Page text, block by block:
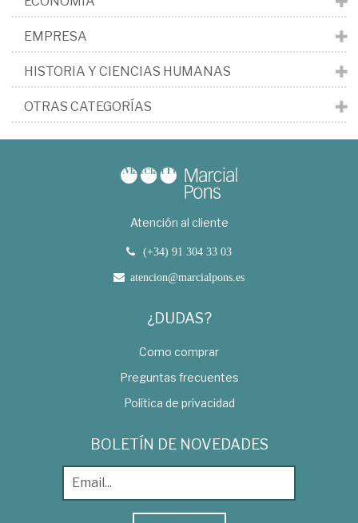
EMPRESA
HISTORIA Y CIENCIAS HUMANAS
OTRAS CATEGORÍAS
Atención al cliente
(+34) 91 304 33 03
atencion@marcialpons.es
¿DUDAS?
Como comprar
Preguntas frecuentes
Política de privacidad
BOLETÍN DE NOVEDADES